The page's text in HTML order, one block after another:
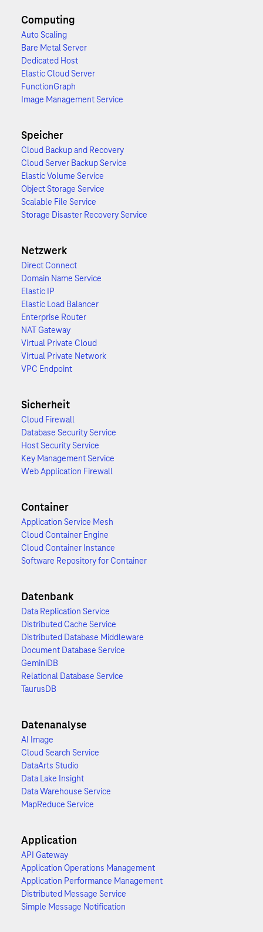
Computing
Auto Scaling
Bare Metal Server
Dedicated Host
Elastic Cloud Server
FunctionGraph
Image Management Service
Speicher
Cloud Backup and Recovery
Cloud Server Backup Service
Elastic Volume Service
Object Storage Service
Scalable File Service
Storage Disaster Recovery Service
Netzwerk
Direct Connect
Domain Name Service
Elastic IP
Elastic Load Balancer
Enterprise Router
NAT Gateway
Virtual Private Cloud
Virtual Private Network
VPC Endpoint
Sicherheit
Cloud Firewall
Database Security Service
Host Security Service
Key Management Service
Web Application Firewall
Container
Application Service Mesh
Cloud Container Engine
Cloud Container Instance
Software Repository for Container
Datenbank
Data Replication Service
Distributed Cache Service
Distributed Database Middleware
Document Database Service
GeminiDB
Relational Database Service
TaurusDB
Datenanalyse
AI Image
Cloud Search Service
DataArts Studio
Data Lake Insight
Data Warehouse Service
MapReduce Service
Application
API Gateway
Application Operations Management
Application Performance Management
Distributed Message Service
Simple Message Notification